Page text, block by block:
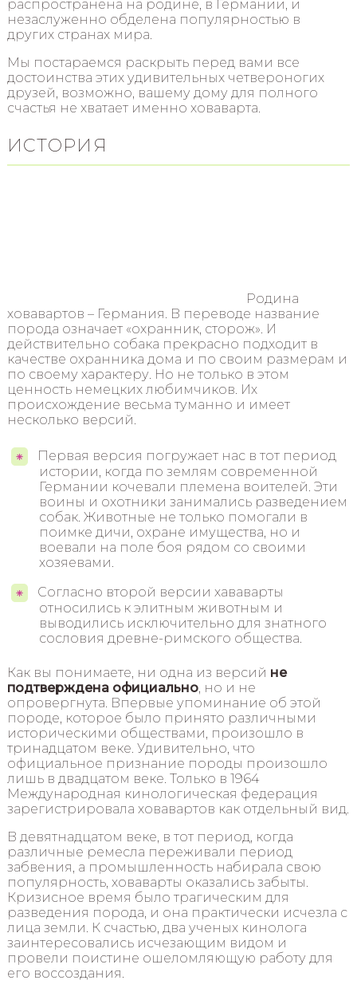
распространена на родине, в Германии, и
незаслуженно обделена популярностью в
других странах мира.
Мы постараемся раскрыть перед вами все
достоинства этих удивительных четвероногих
друзей, возможно, вашему дому для полного
счастья не хватает именно ховаварта.
ИСТОРИЯ
Родина
ховавартов – Германия. В переводе название
порода означает «охранник, сторож». И
действительно собака прекрасно подходит в
качестве охранника дома и по своим размерам и
по своему характеру. Но не только в этом
ценность немецких любимчиков. Их
происхождение весьма туманно и имеет
несколько версий.
Первая версия погружает нас в тот период
истории, когда по землям современной
Германии кочевали племена воителей. Эти
воины и охотники занимались разведением
собак. Животные не только помогали в
поимке дичи, охране имущества, но и
воевали на поле боя рядом со своими
хозяевами.
Согласно второй версии хававарты
относились к элитным животным и
выводились исключительно для знатного
сословия древне-римского общества.
Как вы понимаете, ни одна из версий не
подтверждена официально, но и не
опровергнута. Впервые упоминание об этой
породе, которое было принято различными
историческими обществами, произошло в
тринадцатом веке. Удивительно, что
официальное признание породы произошло
лишь в двадцатом веке. Только в 1964
Международная кинологическая федерация
зарегистрировала ховавартов как отдельный вид.
В девятнадцатом веке, в тот период, когда
различные ремесла переживали период
забвения, а промышленность набирала свою
популярность, ховаварты оказались забыты.
Кризисное время было трагическим для
разведения порода, и она практически исчезла с
лица земли. К счастью, два ученых кинолога
заинтересовались исчезающим видом и
провели поистине ошеломляющую работу для
его воссоздания.